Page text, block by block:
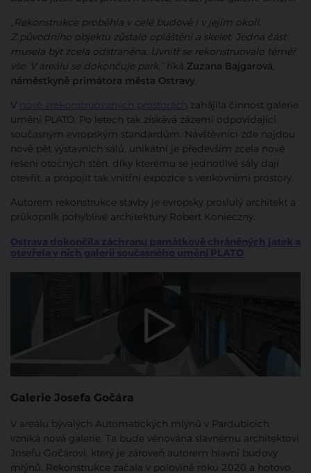
„Rekonstrukce proběhla v celé budově i v jejím okolí.
Z původního objektu zůstalo opláštění a skelet. Jedna část
musela být zcela odstraněna. Uvnitř se rekonstruovalo téměř
vše. V areálu se dokončuje park,“ říká Zuzana Bajgarová,
náměstkyně primátora města Ostravy.
V nově zrekonstruovaných prostorách
zahájila činnost galerie
umění PLATO. Po letech tak získává zázemí odpovídající
současným evropským standardům. Návštěvníci zde najdou
nově pět výstavních sálů, unikátní je především zcela nové
řešení otočných stěn, díky kterému se jednotlivé sály dají
otevřít, a propojit tak vnitřní expozice s venkovními prostory.
Autorem rekonstrukce stavby je evropsky proslulý architekt a
průkopník pohyblivé architektury Robert Konieczny.
Ostrava dokončila záchranu památkově chráněných jatek a
otevřela v nich galerii současného umění PLATO
Galerie Josefa Gočára
V areálu bývalých Automatických mlýnů v Pardubicích
vzniká nová galerie. Ta bude věnována slavnému architektovi
Josefu Gočárovi, který je zároveň autorem hlavní budovy
mlýnů. Rekonstrukce začala v polovině roku 2020 a hotovo